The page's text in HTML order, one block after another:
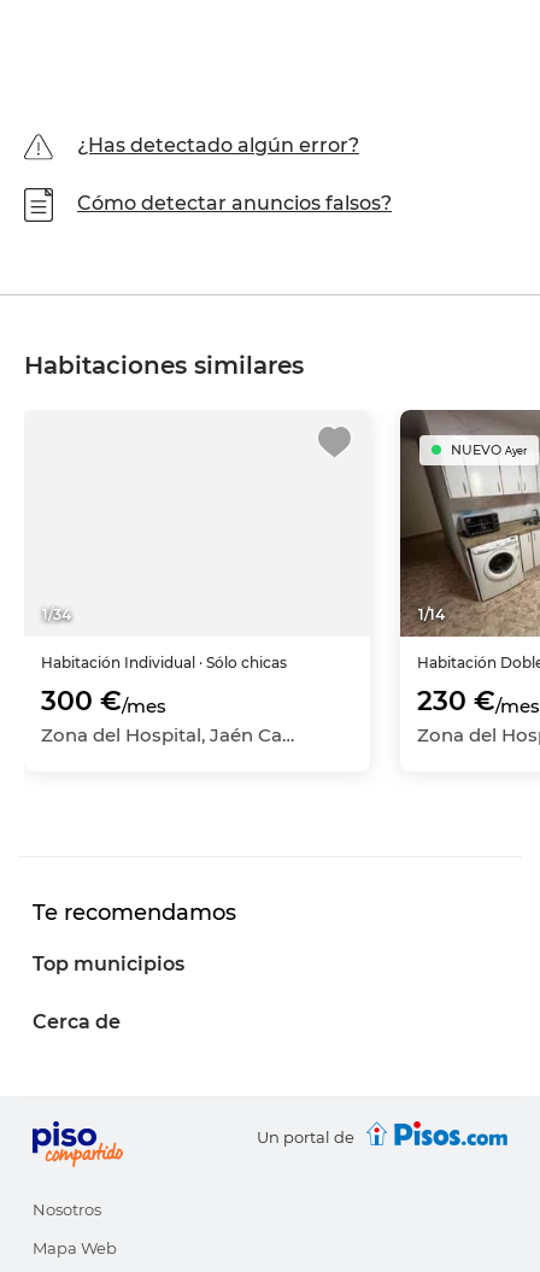
¿Has detectado algún error?
Cómo detectar anuncios falsos?
Habitaciones similares
1/34
Habitación Individual · Sólo chicas
300 €/mes
Zona del Hospital, Jaén Capital, Jaén
1/14
NUEVO Ayer
Habitación
230 €/mes
Te recomendamos
Top municipios
Cerca de
Un portal de
Nosotros
Mapa Web